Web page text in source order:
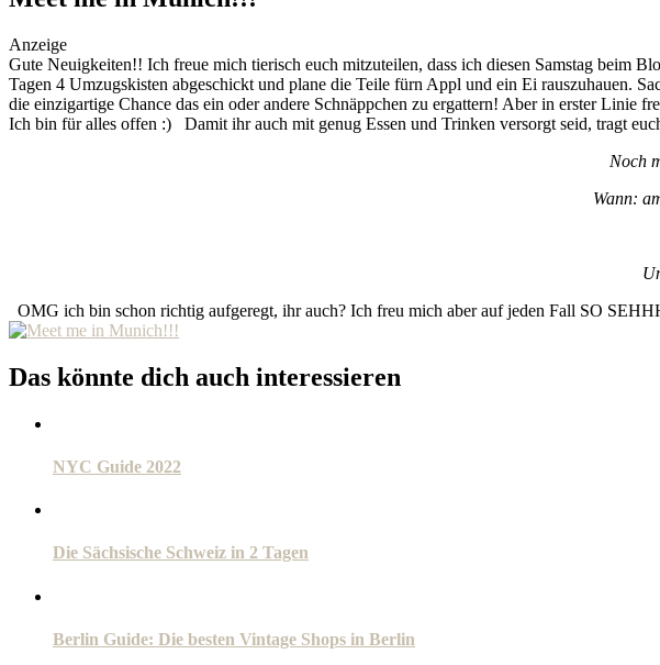
Anzeige
Gute Neuigkeiten!! Ich freue mich tierisch euch mitzuteilen, dass ich diesen Samstag beim
Tagen 4 Umzugskisten abgeschickt und plane die Teile fürn Appl und ein Ei rauszuhauen.
die einzigartige Chance das ein oder andere Schnäppchen zu ergattern! Aber in erster Linie
Ich bin für alles offen :) Damit ihr auch mit genug Essen und Trinken versorgt seid, tragt
Noch
Wann:
OMG ich bin schon richtig aufgeregt, ihr auch? Ich freu mich aber auf jeden Fall SO
Das könnte dich auch interessieren
NYC Guide 2022
Die Sächsische Schweiz in 2 Tagen
Berlin Guide: Die besten Vintage Shops in Berlin